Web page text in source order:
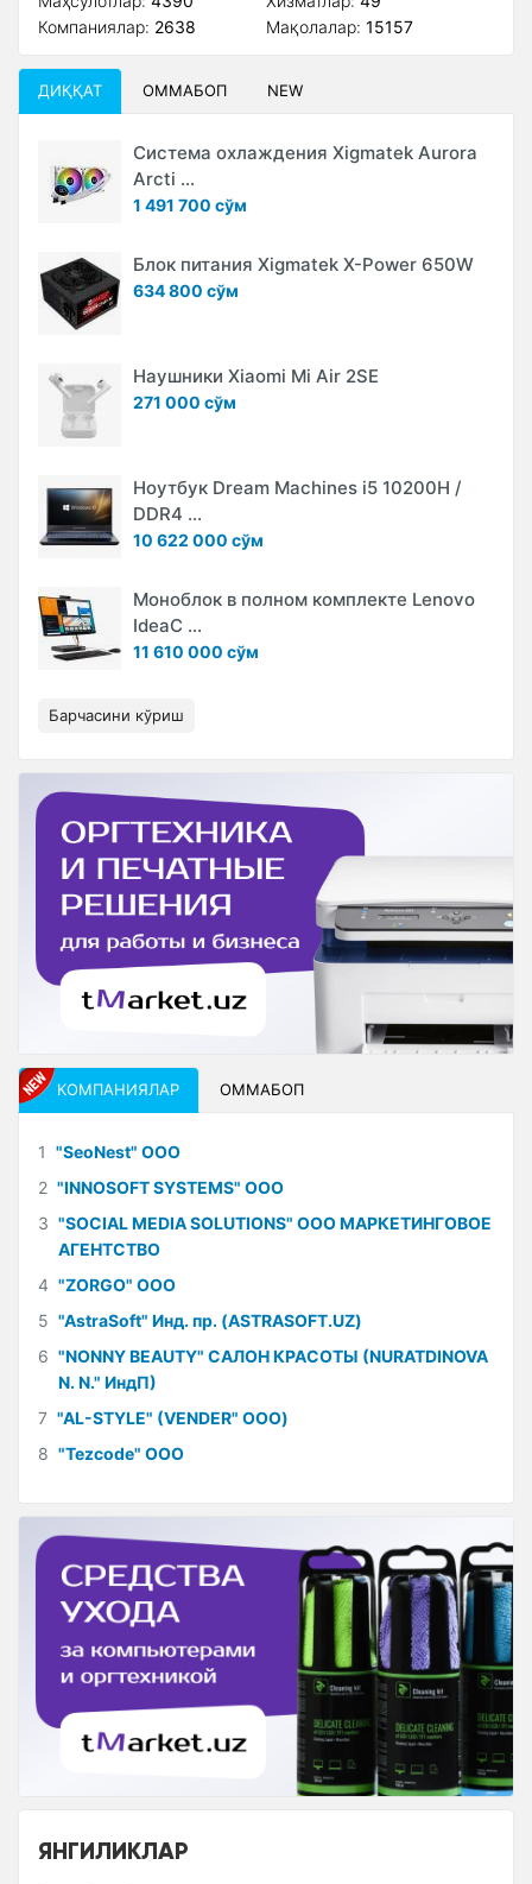
Компаниялар: 2638
Мақолалар: 15157
ДИҚҚАТ ОММАБОП NEW
Система охлаждения Xigmatek Aurora
Arcti ...
1 491 700 сўм
Блок питания Xigmatek X-Power 650W
634 800 сўм
Наушники Xiaomi Mi Air 2SE
271 000 сўм
Ноутбук Dream Machines i5 10200H /
DDR4 ...
10 622 000 сўм
Моноблок в полном комплекте Lenovo
IdeaC ...
11 610 000 сўм
Барчасини кўриш
КОМПАНИЯЛАР ОММАБОП
1 "SeoNest" ООО
2 "INNOSOFT SYSTEMS" ООО
3 "SOCIAL MEDIA SOLUTIONS" ООО МАРКЕТИНГОВОЕ
АГЕНТСТВО
4 "ZORGO" ООО
5 "AstraSoft" Инд. пр. (ASTRASOFT.UZ)
6 "NONNY BEAUTY" САЛОН КРАСОТЫ (NURATDINOVA
N. N." ИндП)
7 "AL-STYLE" (VENDER" ООО)
8 "Tezcode" ООО
ЯНГИЛИКЛАР